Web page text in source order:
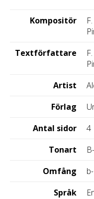
Kompositör
Textförfattare
Artist
Förlag
Antal sidor
4
Tonart
Omfång
Språk